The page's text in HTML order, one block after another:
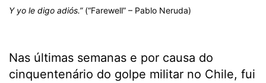
Y yo le digo adiós.” (“Farewell” – Pablo Neruda)
Nas últimas semanas e por causa do
cinquentenário do golpe militar no Chile, fui